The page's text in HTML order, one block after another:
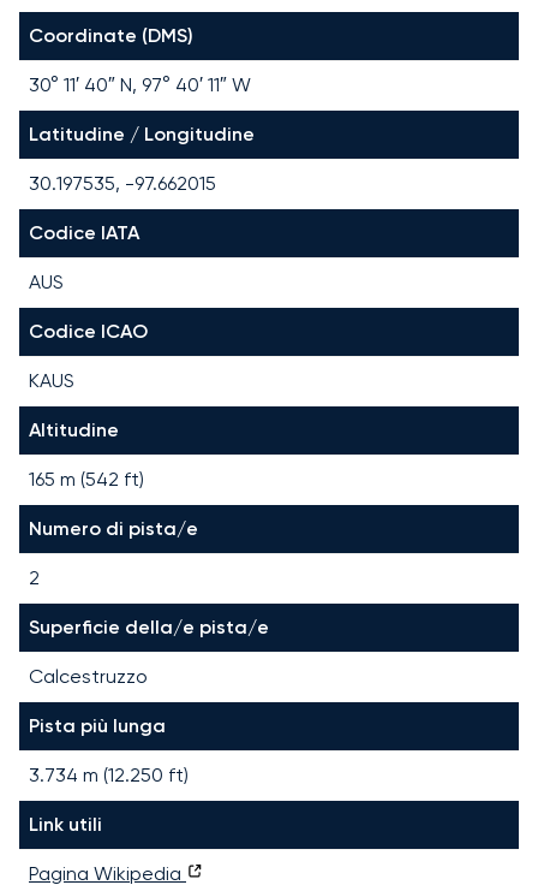
Coordinate (DMS)
30° 11′ 40″ N, 97° 40′ 11″ W
Latitudine / Longitudine
30.197535, -97.662015
Codice IATA
AUS
Codice ICAO
KAUS
Altitudine
165 m (542 ft)
Numero di pista/e
2
Superficie della/e pista/e
Calcestruzzo
Pista più lunga
3.734 m (12.250 ft)
Link utili
Pagina Wikipedia